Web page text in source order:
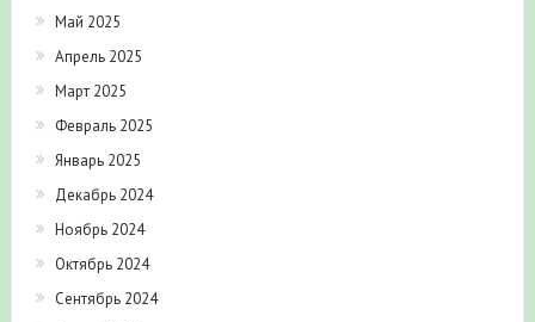
Май 2025
Апрель 2025
Март 2025
Февраль 2025
Январь 2025
Декабрь 2024
Ноябрь 2024
Октябрь 2024
Сентябрь 2024